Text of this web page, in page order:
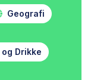
Geografi
og Drikke